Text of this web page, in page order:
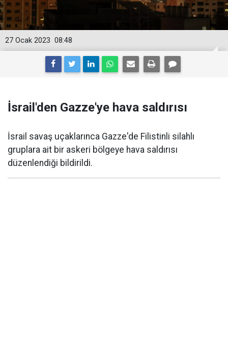
08:48
27 Ocak 2023
İsrail'den Gazze'ye hava saldırısı
İsrail savaş uçaklarınca Gazze'de Filistinli silahlı
gruplara ait bir askeri bölgeye hava saldırısı
düzenlendiği bildirildi.